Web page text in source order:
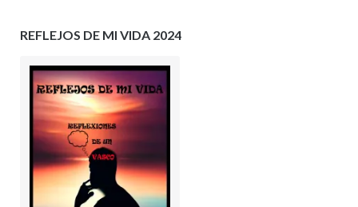
REFLEJOS DE MI VIDA 2024